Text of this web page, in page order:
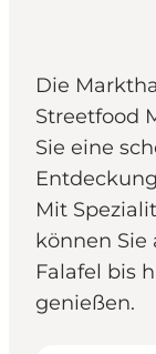
Die
Streetfood
Sie eine
Mit
können
Falafel bis
genießen.